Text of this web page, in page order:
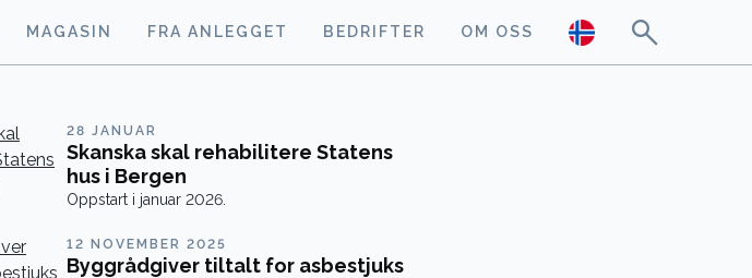
MAGASIN FRA ANLEGGET BEDRIFTER OM OSS
28 JANUAR
Skanska skal rehabilitere Statens
hus i Bergen
Oppstart i januar 2026.
12 NOVEMBER 2025
Byggrådgiver tiltalt for asbestjuks